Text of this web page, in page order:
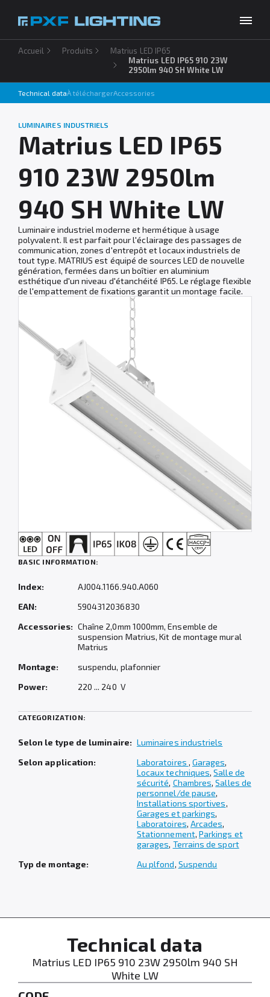
Produits
Inspirations
À télécharger
Contact
Choose your language
Accueil Produits
Matrius LED IP65
Matrius LED IP65 910 23W
2950lm 940 SH White LW
Technical dataÀ téléchargerAccessories
LUMINAIRES INDUSTRIELS
Matrius LED IP65
910 23W 2950lm
940 SH White LW
Luminaire industriel moderne et hermétique à usage
polyvalent. Il est parfait pour l'éclairage des passages de
communication, zones d'entrepôt et locaux industriels de
tout type. MATRIUS est équipé de sources LED de nouvelle
génération, fermées dans un boîtier en aluminium
esthétique d'un niveau d'étanchéité IP65. Le réglage flexible
de l'empattement de fixations garantit un montage facile.
BASIC INFORMATION:
Index:
AJ004.1166.940.A060
EAN:
5904312036830
Accessories: Chaîne 2,0mm 1000mm, Ensemble de
suspension Matrius, Kit de montage mural
Matrius
Montage:
suspendu, plafonnier
Power:
220 ... 240 V
CATEGORIZATION:
Selon le type de luminaire: Luminaires industriels
Selon application:
Laboratoires , Garages,
Locaux techniques,Salle de
sécurité, Chambres,Salles de
personnel/de pause,
Installations sportives,
Garages et parkings,
Laboratoires, Arcades,
Stationnement, Parkings et
garages, Terrains de sport
Typ de montage:
Au plfond, Suspendu
Technical data
Matrius LED IP65 910 23W 2950lm 940 SH
White LW